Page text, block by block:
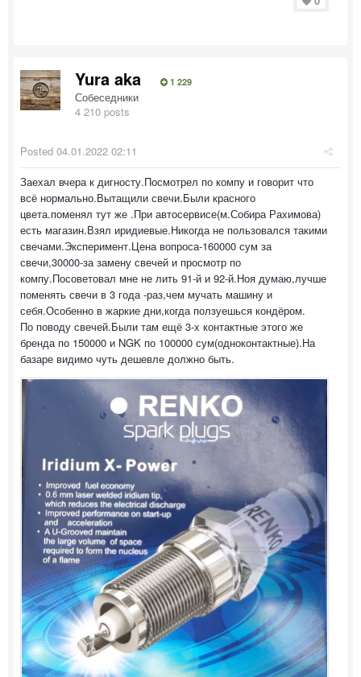
Yura aka 1 229
Собеседники
4 210 posts
Posted 04.01.2022 02:11
Заехал вчера к дигносту.Посмотрел по компу и говорит что
всё нормально.Вытащили свечи.Были красного
цвета.поменял тут же .При автосервисе(м.Собира Рахимова)
есть магазин.Взял иридиевые.Никогда не пользовался такими
свечами.Эксперимент.Цена вопроса-160000 сум за
свечи,30000-за замену свечей и просмотр по
компу.Посоветовал мне не лить 91-й и 92-й.Ноя думаю,лучше
поменять свечи в 3 года -раз,чем мучать машину и
себя.Особенно в жаркие дни,когда ползуешься кондёром.
По поводу свечей.Были там ещё 3-х контактные этого же
бренда по 150000 и NGK по 100000 сум(одноконтактные).На
базаре видимо чуть дешевле должно быть.